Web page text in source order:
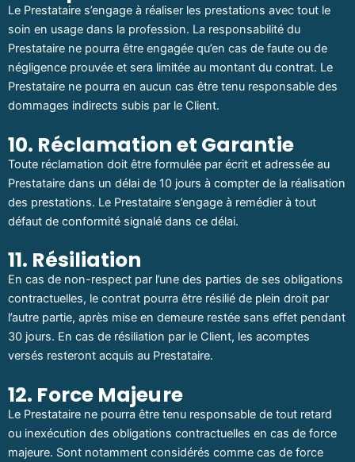
Le Prestataire s’engage à réaliser les prestations avec tout le
soin en usage dans la profession. La responsabilité du
Prestataire ne pourra être engagée qu’en cas de faute ou de
négligence prouvée et sera limitée au montant du contrat. Le
Prestataire ne pourra en aucun cas être tenu responsable des
dommages indirects subis par le Client.
10. Réclamation et Garantie
Toute réclamation doit être formulée par écrit et adressée au
Prestataire dans un délai de 10 jours à compter de la réalisation
des prestations. Le Prestataire s’engage à remédier à tout
défaut de conformité signalé dans ce délai.
11. Résiliation
En cas de non-respect par l’une des parties de ses obligations
contractuelles, le contrat pourra être résilié de plein droit par
l’autre partie, après mise en demeure restée sans effet pendant
30 jours. En cas de résiliation par le Client, les acomptes
versés resteront acquis au Prestataire.
12. Force Majeure
Le Prestataire ne pourra être tenu responsable de tout retard
ou inexécution des obligations contractuelles en cas de force
majeure. Sont notamment considérés comme cas de force